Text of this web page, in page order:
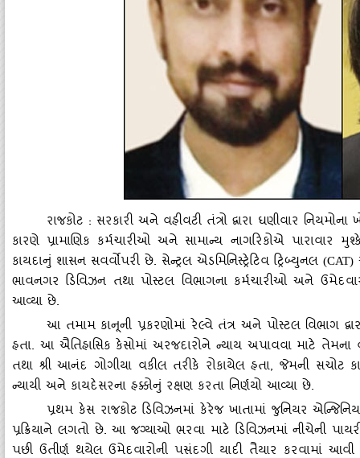
રાજકોટ : સરકારી અને વહીવટી તંત્રો દ્વારા ઘણીવાર
કારણે પ્રામાણિક કર્મચારીઓ અને સામાન્‍ય નાગરિકોએ પારાવાર
કાયદાનું શાસન સવર્વોપરી છે. સેન્‍ટ્રલ એડમિનિસ્‍ટ્રેટિવ ટ્રિબ્‍યુનલ(CAT)
ભાવનગર ડિવિઝન તથા પોસ્‍ટલ વિભાગના કર્મચારીઓ અને
આવ્‍યા છે.
આ તમામ કાનૂની પ્રકરણોમાં રેલ્‍વે તંત્ર અને પોસ્‍ટલ વિભાગ
હતા. આ ઐતિહાસિક કેસોમાં અરજદારોને ન્‍યાય અપાવવા માટે તેમના
તથા શ્રી આનંદ ગોગીયા વકીલ તરીકે રોકાયેલ હતા, જેમની સચોટ
ન્‍યાયી અને કાયદેસરના હક્કોનું રક્ષણ કરતા નિર્ણયો આવ્‍યા છે.
પ્રથમ કેસ રાજકોટ ડિવિઝનમાં કેરેજ ખાતામાં જુનિયર
પ્રક્રિયાને લગતો છે. આ જગ્‍યાઓ ભરવા માટે ડિવિઝનમાં નીચેની
પછી ઉતીર્ણ થયેલ ઉમેદવારોની પસંદગી યાદી તૈયાર કરવામાં